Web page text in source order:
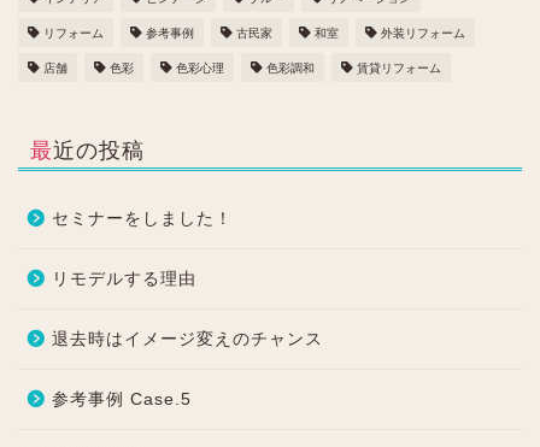
リフォーム 参考事例 古民家 和室 外装リフォーム
店舗 色彩 色彩心理 色彩調和 賃貸リフォーム
最近の投稿
セミナーをしました！
リモデルする理由
退去時はイメージ変えのチャンス
参考事例 Case.5